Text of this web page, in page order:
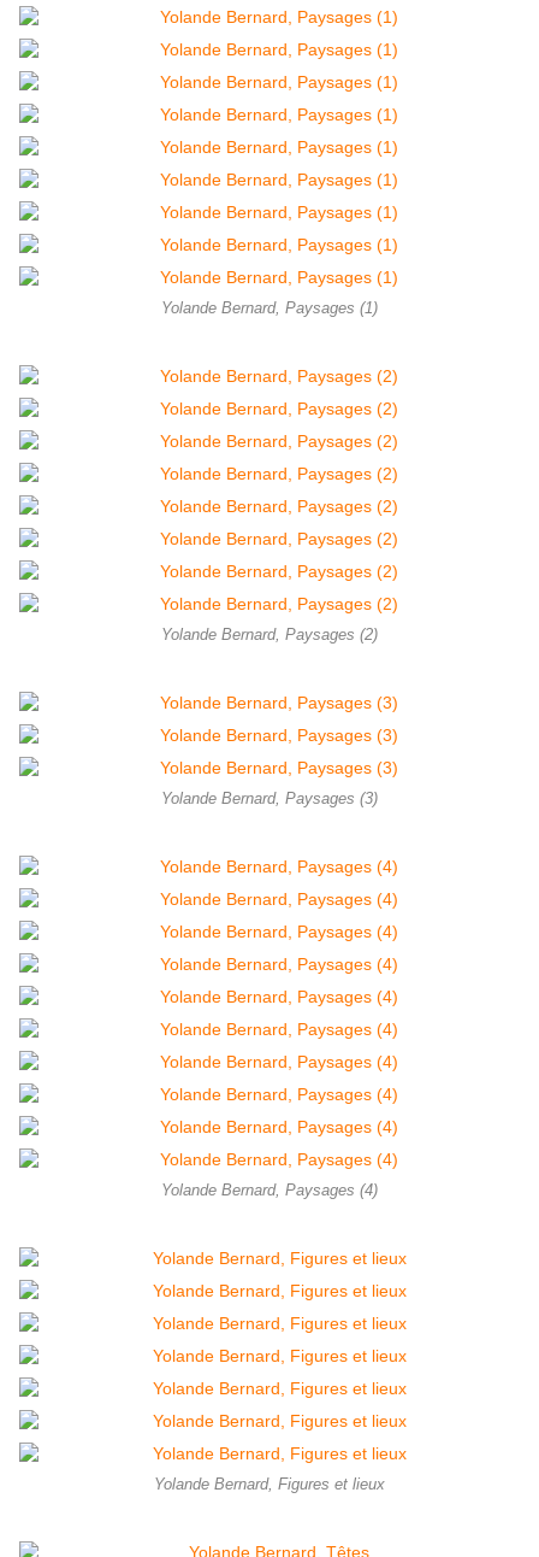
Yolande Bernard, Paysages (1)
Yolande Bernard, Paysages (2)
Yolande Bernard, Paysages (3)
Yolande Bernard, Paysages (4)
Yolande Bernard, Figures et lieux